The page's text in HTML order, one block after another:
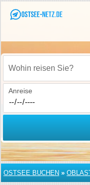
Wohin reisen Sie?
Anreise
OSTSEE BUCHEN »